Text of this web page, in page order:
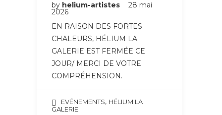
by helium-artistes 28 mai
2026
EN RAISON DES FORTES
CHALEURS, HÉLIUM LA
GALERIE EST FERMÉE CE
JOUR/ MERCI DE VOTRE
COMPRÉHENSION.
EVÉNEMENTS, HÉLIUM LA
GALERIE